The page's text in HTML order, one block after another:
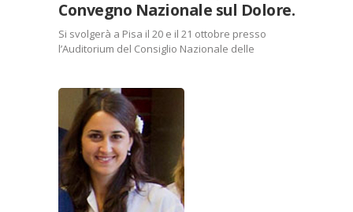
Convegno Nazionale sul Dolore.
Si svolgerà a Pisa il 20 e il 21 ottobre presso
l’Auditorium del Consiglio Nazionale delle
Tribunale per i Diritti del Malato. Più info nella
locandina in allegato.